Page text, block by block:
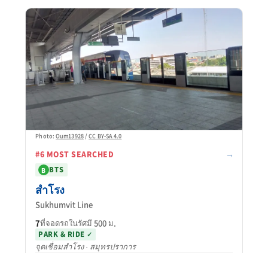
Photo:Oum13928/CC BY-SA 4.0
→
#6 MOST SEARCHED
B BTS
สำโรง
Sukhumvit Line
7ที่จอดรถในรัศมี 500 ม.
PARK & RIDE ✓
จุดเชื่อมสำโรง · สมุทรปราการ